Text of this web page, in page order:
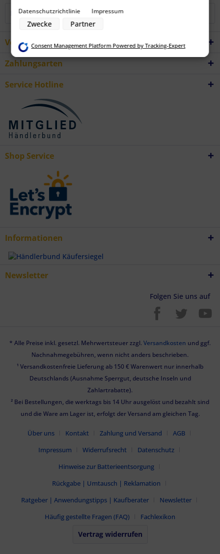
Kunden haben sich ebenfalls angesehen
Vorteile
Zahlungsarten
Service Hotline
Shop Service
Informationen
Newsletter
Folgen Sie uns auf
* Alle Preise inkl. gesetzl. Mehrwertsteuer zzgl. Versandkosten und ggf.
Nachnahmegebühren, wenn nicht anders beschrieben.
¹ Versandkostenfreie Lieferung ab 150 € Warenwert nur innerhalb
Deutschlands (Ausnahme Sperrgut, deutsche Inseln und
Zahlartrabatte).
² Bei Bestellungen, die werktags bis 14 Uhr ausgelöst und bezahlt sind
und die Ware am Lager ist, erfolgt der Versand am gleichen Tag.
Über uns Kontakt Zahlung und Versand
AGB
Impressum
Widerrufsrecht
Datenschutz
Hinweise zur Batterieentsorgung
Rückgabe | Umtausch | Reklamation
Ratgeber | Anwendungstipps | Kaufberater
Newsletter
Häufig gestellte Fragen (FAQ)
Fachlexikon
Vertrag widerrufen
Zwecke der Datenverarbeitung durch unsere Partner:
Speichern von oder Zugriff auf Informationen auf einem Endgerät
Verwendung von Profilen zur Auswahl personalisierter Werbung
Verwendung von Profilen zur Auswahl personalisierter Inhalte
Messung der Werbeleistung
Analyse von Zielgruppen durch Statistiken oder Kombinationen von
Entwicklung und Verbesserung der Angebote
Verwendung reduzierter Daten zur Auswahl von Inhalten
Besondere Features:
Verwendung genauer Standortdaten
Endgeräteeigenschaften zur Identifikation aktiv abfragen
Datenschutzrichtlinie Impressum
Zwecke Partner
Consent Management Platform Powered by Tracking-Expert